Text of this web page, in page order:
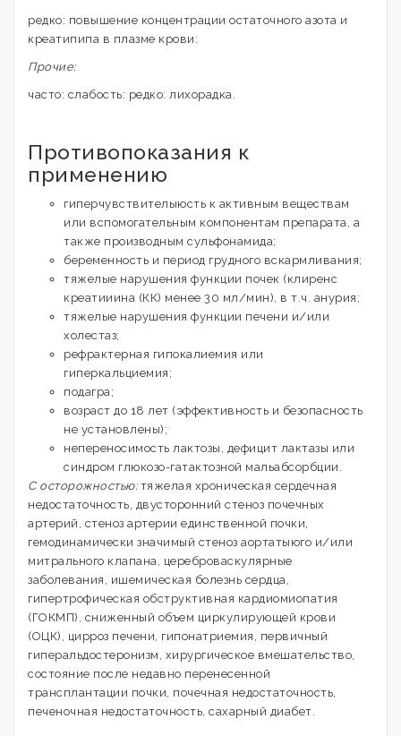
редко: повышение концентрации остаточного азота и
креатипипа в плазме крови:
Прочие:
часто: слабость: редко: лихорадка.
Противопоказания к
применению
гиперчувствителыюсть к активным веществам
или вспомогательным компонентам препарата, а
также производным сульфонамида;
беременность и период грудного вскармливания;
тяжелые нарушения функции почек (клиренс
креатииина (КК) менее 30 мл/мин), в т.ч. анурия;
тяжелые нарушения функции печени и/или
холестаз;
рефрактерная гипокалиемия или
гиперкальциемия;
подагра;
возраст до 18 лет (эффективность и безопасность
не установлены);
непереносимость лактозы, дефицит лактазы или
синдром глюкозо-гатактозной мальабсорбции.
С осторожностью:тяжелая хроническая сердечная
недостаточность, двусторонний стеноз почечных
артерий, стеноз артерии единственной почки,
гемодинамически значимый стеноз аортатыюго и/или
митрального клапана, цереброваскулярные
заболевания, ишемическая болезнь сердца,
гипертрофическая обструктивная кардиомиопатия
(ГОКМП), сниженный объем циркулирующей крови
(ОЦК), цирроз печени, гипонатриемия, первичный
гиперальдостеронизм, хирургическое вмешательство,
состояние после недавно перенесенной
трансплантации почки, почечная недостаточность,
печеночная недостаточность, сахарный диабет.